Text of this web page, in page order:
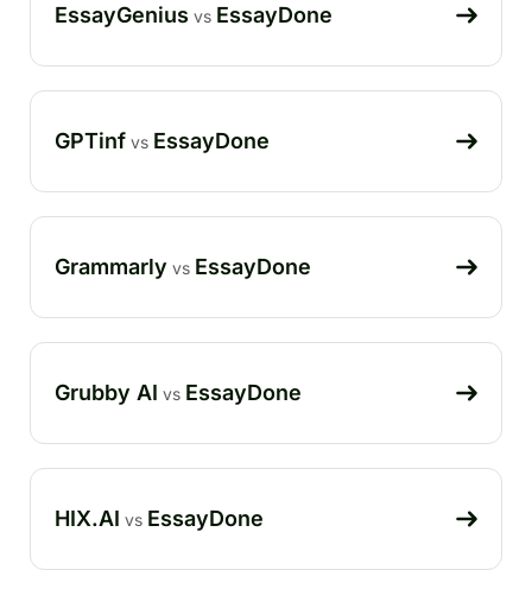
EssayGenius vs EssayDone
GPTinf vs EssayDone
Grammarly vs EssayDone
Grubby AI vs EssayDone
HIX.AI vs EssayDone